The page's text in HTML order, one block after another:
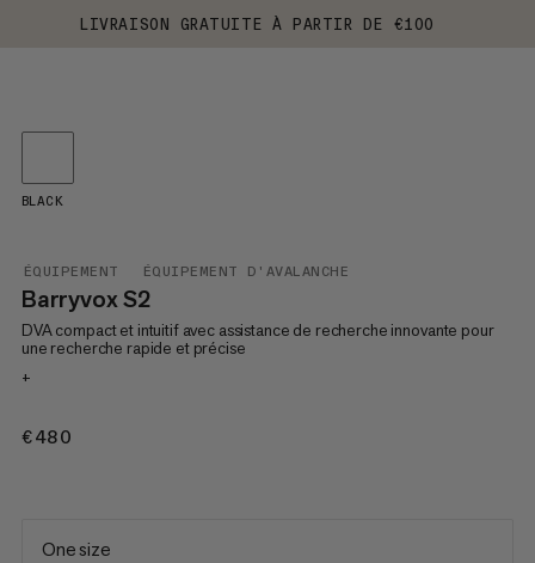
LIVRAISON GRATUITE À PARTIR DE €100
ÉQUIPEMENT ÉQUIPEMENT D'AVALANCHE
Barryvox S2
DVA compact et intuitif avec assistance de recherche innovante pour
une recherche rapide et précise
+
€480
BLACK
One size